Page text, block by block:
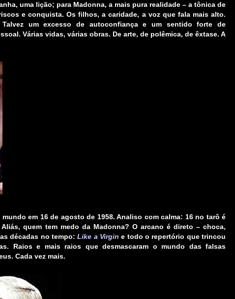
uma lição; para Madonna, a mais pura realidade – a tônica de
e conquista. Os filhos, a caridade, a voz que fala mais alto.
Talvez um excesso de autoconfiança e um sentido forte de
Várias vidas, várias obras. De arte, de polêmica, de êxtase. A
em 16 de agosto de 1958. Analiso com calma: 16 no tarô é
quem tem medo da Madonna? O arcano é direto – choca,
décadas no tempo:Like a Virgin e todo o repertório que trincou
Raios e mais raios que desmascaram o mundo das falsas
Cada vez mais.